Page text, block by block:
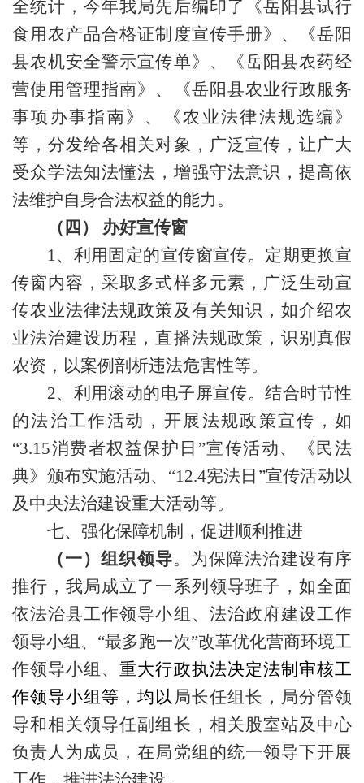
全统计，今年我局先后编印了 《岳阳县试行
食用农产品合格证制度宣传手册》 、
《岳阳
县农机安全警示宣传单》、
《岳阳县农药经
营使用管理指南》 、《岳阳县农业行政服务
事项办事指南》、《农业法律法规选编》
等，分发给各相关对象，广泛宣传，让广大
受众学法知法懂法 ，增强守法意识 ，提高依
法维护自身合法权益的能力。
（四）
办好宣传窗
1、利用固定的宣传窗宣传。定期更换宣
传窗内容，采取多式样多元素，广泛生动宣
传农业法律法规政策及有关知识，如介绍农
业法治建设历程，直播法规政策，识别真假
农资，以案例剖析违法危害性等。
2、利用滚动的电子屏宣传。结合时节性
的法治工作活动，开展法规政策宣传，如
“3.15消费者权益保护日”宣传活动、《民法
典》颁布实施活动、“12.4宪法日”宣传活动以
及中央法治建设重大活动等。
七、强化保障机制，促进顺利推进
（一）组织领导。为保障法治建设有序
推行，我局成立了一系列领导班子，如全面
依法治县工作领导小组、法治政府建设工作
领导小组、 “最多跑一次”改革优化营商环境工
作领导小组、重大行政执法决定法制审核工
作领导小组等，均以 局长任组长，局分管领
导和相关领导任副组长，相关股室站及中心
负责人为成员，在局党组的统一领导下开展